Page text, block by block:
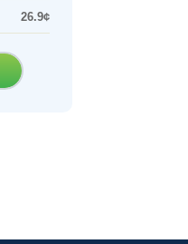
26.9¢